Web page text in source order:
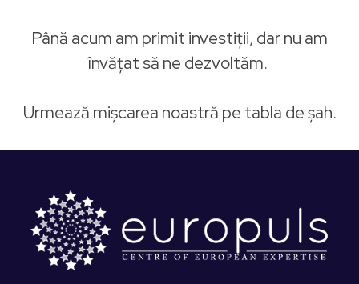
Până acum am primit investiții, dar nu am
învățat să ne dezvoltăm.
Urmează mișcarea noastră pe tabla de șah.